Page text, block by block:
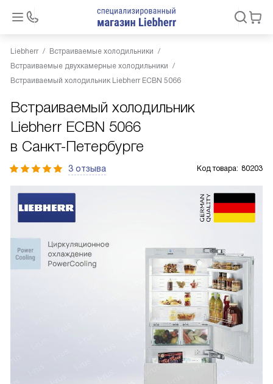
Liebherr
Встраиваемые холодильники
Встраиваемые двухкамерные холодильники
Встраиваемый холодильник Liebherr ECBN 5066
Встраиваемый холодильник
Liebherr ECBN 5066
в Санкт-Петербурге
3 отзыва Код товара: 80203